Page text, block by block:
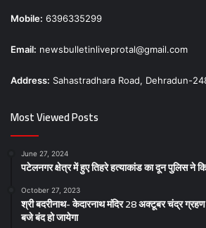
Mobile: 6396335299
Email: newsbulletinliveprotal@gmail.com
Address: Sahastradhara Road, Dehradun-
Most Viewed Posts
June 27, 2024
पटेलनगर क्षेत्र में हुए तिहरे हत्याकांड का दून पुलिस ने
October 27, 2023
श्री बदरीनाथ- केदारनाथ मंदिर 28 अक्टूबर चंद्र
बजे बंद हो जायेगा